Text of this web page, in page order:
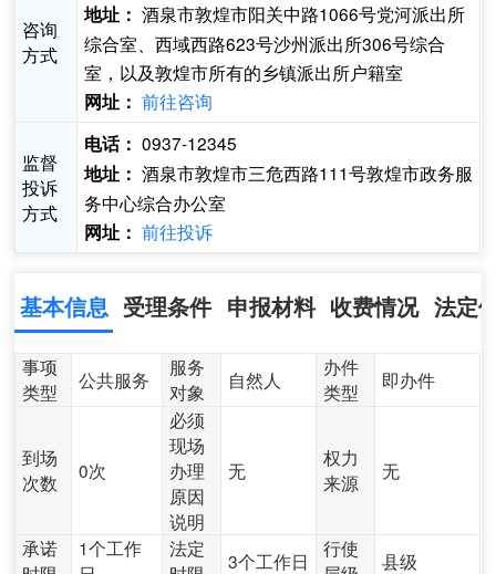
咨询
方式
地址： 酒泉市敦煌市阳关中路1066号党河派出所
综合室、西域西路623号沙州派出所306号综合
室，以及敦煌市所有的乡镇派出所户籍室
网址： 前往咨询
监督
投诉
方式
电话： 0937-12345
地址： 酒泉市敦煌市三危西路111号敦煌市政务服
务中心综合办公室
网址： 前往投诉
基本信息 受理条件 申报材料 收费情况 法定
事项
类型
公共服务
服务
对象
自然人
办件
类型
即办件
到场
次数
0次
必须
现场
办理
原因
说明
无
权力
来源
无
承诺
1个工作
法定
3个工作日
行使
县级